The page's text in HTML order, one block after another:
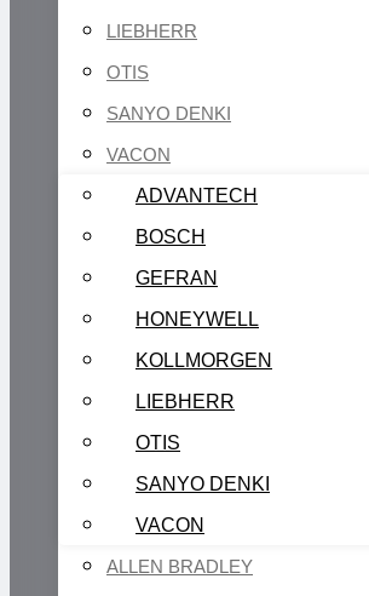
LIEBHERR
OTIS
SANYO DENKI
VACON
ADVANTECH
BOSCH
GEFRAN
HONEYWELL
KOLLMORGEN
LIEBHERR
OTIS
SANYO DENKI
VACON
ALLEN BRADLEY